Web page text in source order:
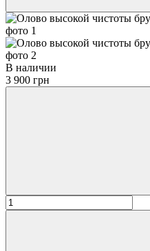
В наличии
3 900 грн